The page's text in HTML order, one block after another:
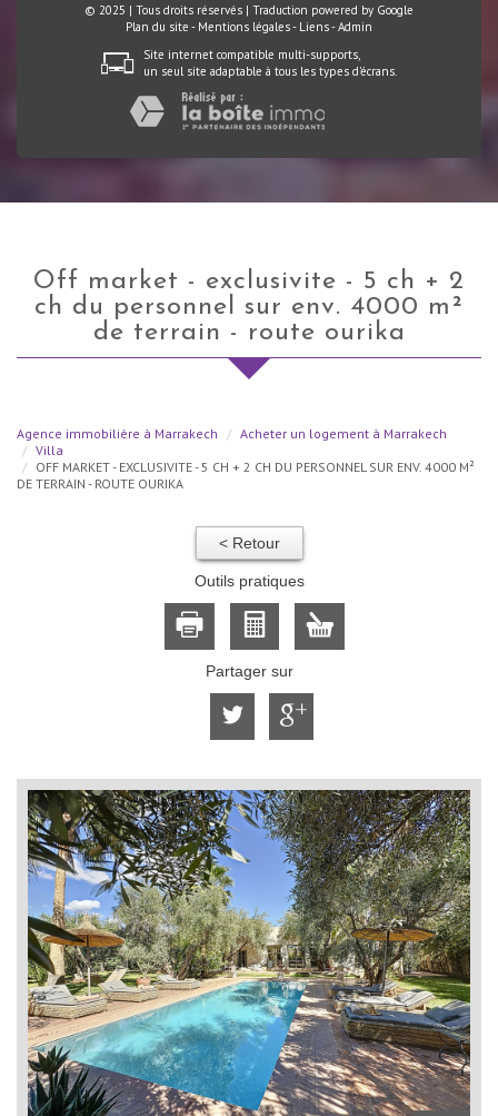
© 2025 | Tous droits réservés | Traduction powered by Google
Plan du site - Mentions légales- Liens-Admin
Site internet compatible multi-supports,
un seul site adaptable à tous les types d'écrans.
off market - exclusivite - 5 ch + 2
ch du personnel sur env. 4000 m²
de terrain - route ourika
Agence immobilière à Marrakech
Acheter un logement à Marrakech
Villa
OFF MARKET - EXCLUSIVITE - 5 CH + 2 CH DU PERSONNEL SUR ENV. 4000 M²
DE TERRAIN - ROUTE OURIKA
< Retour
Outils pratiques
Partager sur